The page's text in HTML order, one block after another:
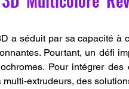
a séduit par sa capacité à
Pourtant, un défi
Pour intégrer
extrudeurs, des